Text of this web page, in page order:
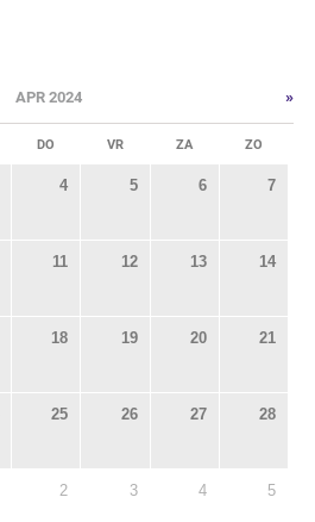
APR 2024 »
DO VR ZA ZO
4 5 6 7
11 12 13 14
18 19 20 21
25 26 27 28
2 3 4 5